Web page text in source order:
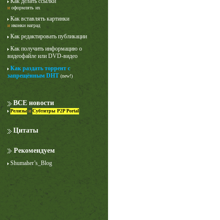
и оформлять их
Как вставлять картинки
и иконки наград
Как редактировать публикации
Как получить информацию о
видеофайле или DVD-видео
Как раздать торрент с
запрещённым DHT (new!)
ВСЕ новости
Релизы и Субтитры P2P Portal
Цитаты
Рекомендуем
Shumaher’s_Blog